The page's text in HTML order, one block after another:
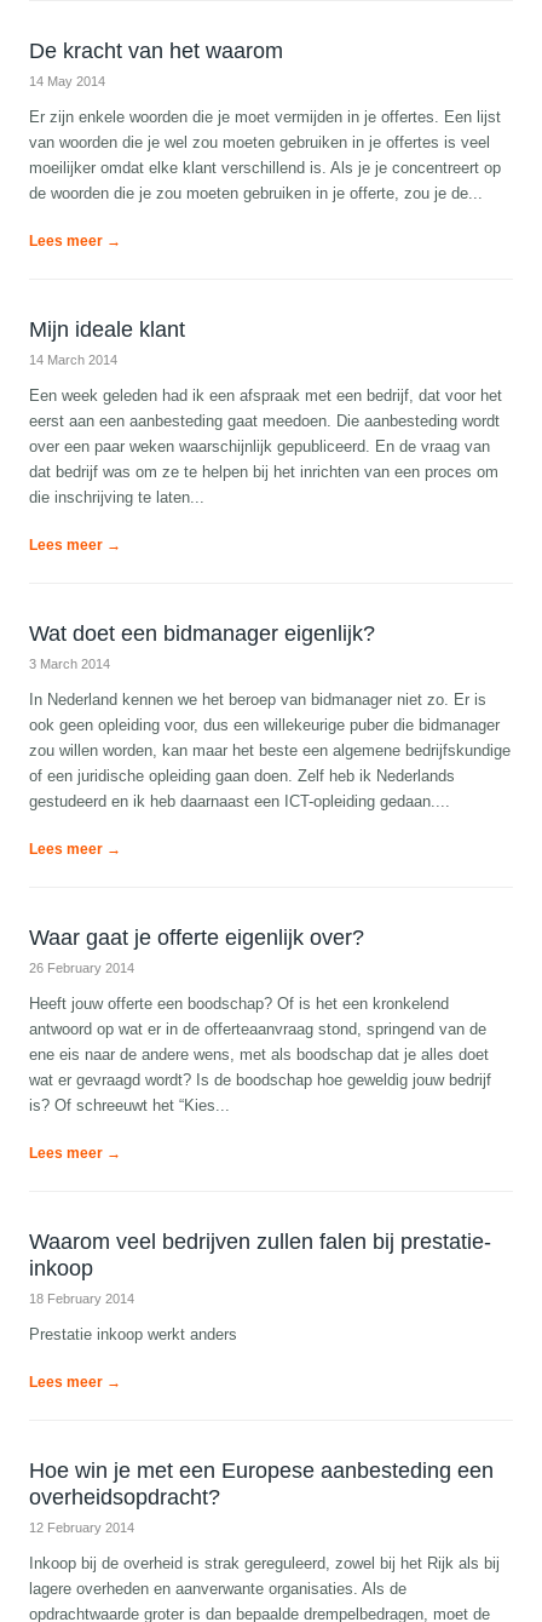
De kracht van het waarom
14 May 2014
Er zijn enkele woorden die je moet vermijden in je offertes. Een lijst
van woorden die je wel zou moeten gebruiken in je offertes is veel
moeilijker omdat elke klant verschillend is. Als je je concentreert op
de woorden die je zou moeten gebruiken in je offerte, zou je de...
Lees meer →
Mijn ideale klant
14 March 2014
Een week geleden had ik een afspraak met een bedrijf, dat voor het
eerst aan een aanbesteding gaat meedoen. Die aanbesteding wordt
over een paar weken waarschijnlijk gepubliceerd. En de vraag van
dat bedrijf was om ze te helpen bij het inrichten van een proces om
die inschrijving te laten...
Lees meer →
Wat doet een bidmanager eigenlijk?
3 March 2014
In Nederland kennen we het beroep van bidmanager niet zo. Er is
ook geen opleiding voor, dus een willekeurige puber die bidmanager
zou willen worden, kan maar het beste een algemene bedrijfskundige
of een juridische opleiding gaan doen. Zelf heb ik Nederlands
gestudeerd en ik heb daarnaast een ICT-opleiding gedaan....
Lees meer →
Waar gaat je offerte eigenlijk over?
26 February 2014
Heeft jouw offerte een boodschap? Of is het een kronkelend
antwoord op wat er in de offerteaanvraag stond, springend van de
ene eis naar de andere wens, met als boodschap dat je alles doet
wat er gevraagd wordt? Is de boodschap hoe geweldig jouw bedrijf
is? Of schreeuwt het “Kies...
Lees meer →
Waarom veel bedrijven zullen falen bij prestatie-
inkoop
18 February 2014
Prestatie inkoop werkt anders
Lees meer →
Hoe win je met een Europese aanbesteding een
overheidsopdracht?
12 February 2014
Inkoop bij de overheid is strak gereguleerd, zowel bij het Rijk als bij
lagere overheden en aanverwante organisaties. Als de
opdrachtwaarde groter is dan bepaalde drempelbedragen, moet de